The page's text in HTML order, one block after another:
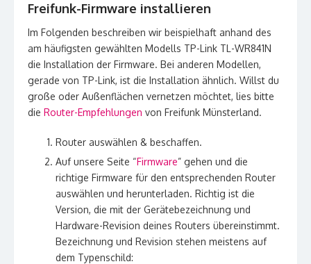
Freifunk-Firmware installieren
Im Folgenden beschreiben wir beispielhaft anhand des
am häufigsten gewählten Modells TP-Link TL-WR841N
die Installation der Firmware. Bei anderen Modellen,
gerade von TP-Link, ist die Installation ähnlich. Willst du
große oder Außenflächen vernetzen möchtet, lies bitte
die Router-Empfehlungen von Freifunk Münsterland.
Router auswählen & beschaffen.
Auf unsere Seite “Firmware” gehen und die
richtige Firmware für den entsprechenden Router
auswählen und herunterladen. Richtig ist die
Version, die mit der Gerätebezeichnung und
Hardware-Revision deines Routers übereinstimmt.
Bezeichnung und Revision stehen meistens auf
dem Typenschild: